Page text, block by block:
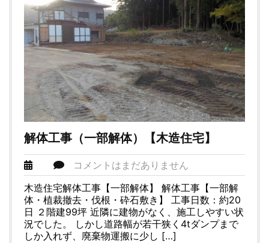
解体工事（一部解体）【木造住宅】
コメントはまだありません
木造住宅解体工事【一部解体】 解体工事【一部解
体・植裁撤去・伐根・砕石敷き】 工事日数：約20
日 ２階建99坪 近隣に建物がなく、施工しやすい状
況でした。 しかし道路幅が若干狭く4tダンプまで
しか入れず、廃棄物運搬に少し […]